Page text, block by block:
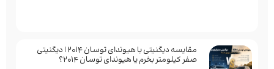
مقایسه دیگنیتی با هیوندای توسان 2014 | دیگنیتی
صفر کیلومتر بخرم یا هیوندای توسان 2014؟